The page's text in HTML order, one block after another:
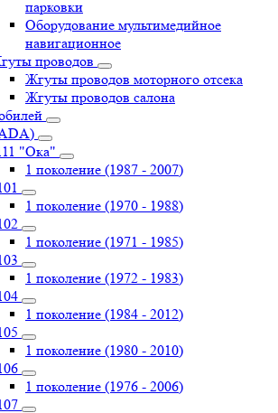
парковки
Оборудование мультимедийное
навигационное
проводов
Жгуты проводов моторного отсека
Жгуты проводов салона
"Ока"
1 поколение (1987 - 2007)
1 поколение (1970 - 1988)
1 поколение (1971 - 1985)
1 поколение (1972 - 1983)
1 поколение (1984 - 2012)
1 поколение (1980 - 2010)
1 поколение (1976 - 2006)